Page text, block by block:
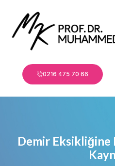
0216 475 70 66
Demir Eksikliğine